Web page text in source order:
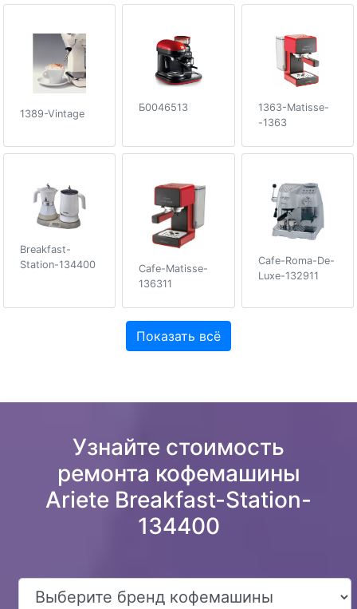
1389-Vintage Б0046513
1363-Matisse-
-1363
Breakfast-
Station-134400
Cafe-Matisse-
136311
Cafe-Roma-De-
Luxe-132911
Показать всё
Узнайте стоимость
ремонта кофемашины
Ariete Breakfast-Station-
134400